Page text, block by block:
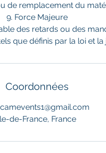
de remplacement du
9. Force Majeure
des retards ou des
que définis par la loi et
Coordonnées
de-France, France